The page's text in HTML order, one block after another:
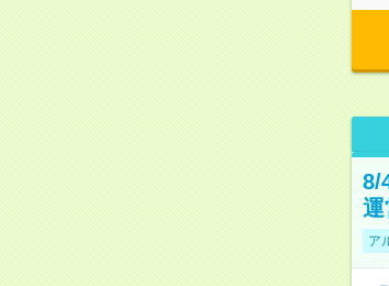
8/
運
ア